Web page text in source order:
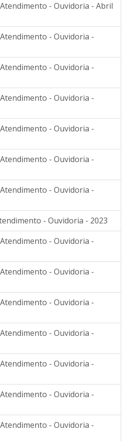
- Ouvidoria - Abril
- Ouvidoria -
- Ouvidoria -
- Ouvidoria -
- Ouvidoria -
- Ouvidoria -
- Ouvidoria -
- Ouvidoria - 2023
- Ouvidoria -
- Ouvidoria -
- Ouvidoria -
- Ouvidoria -
- Ouvidoria -
- Ouvidoria -
- Ouvidoria -